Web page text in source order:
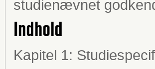
studienævnet
Indhold
Kapitel 1: